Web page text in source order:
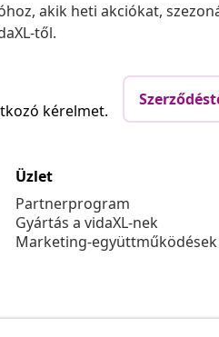
akik heti akciókat,
től.
kérelmet.
Üzlet
Partnerprogram
Gyártás a vidaXL-nek
Marketing-együttműködések